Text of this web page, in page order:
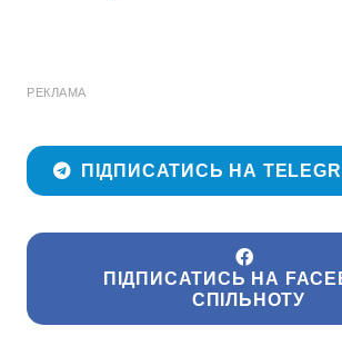
РЕКЛАМА
ПІДПИСАТИСЬ НА
ПІДПИСАТИСЬ НА
СПІЛЬНОТУ